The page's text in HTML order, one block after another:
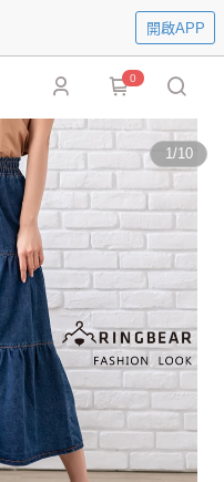
開啟APP
0
1/10